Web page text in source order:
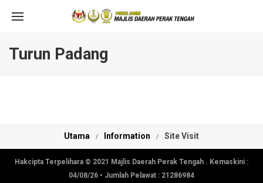
Turun Padang
Utama Information Site Visit
Hakcipta Terpelihara © 2021 Majlis Daerah Perak Tengah . Kemaskini :
04/08/26 • Jumlah Pelawat : 21286984